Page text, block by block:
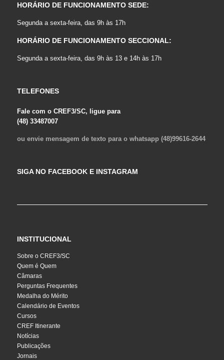
HORÁRIO DE FUNCIONAMENTO SEDE:
Segunda a sexta-feira, das 9h às 17h
HORÁRIO DE FUNCIONAMENTO SECCIONAL:
Segunda a sexta-feira, das 9h às 13 e 14h às 17h
TELEFONES
Fale com o CREF3/SC, ligue para
(48) 33487007
ou envie mensagem de texto para o whatsapp (48)99616-2644
SIGA NO FACEBOOK E INSTAGRAM
INSTITUCIONAL
Sobre o CREF3/SC
Quem é Quem
Câmaras
Perguntas Frequentes
Medalha do Mérito
Calendário de Eventos
Cursos
CREF Itinerante
Notícias
Publicações
Jornais